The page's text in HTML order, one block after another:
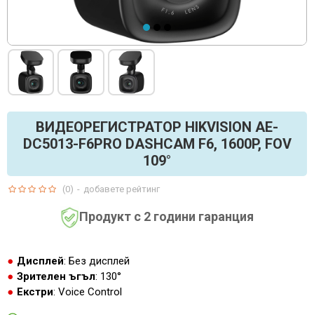
ВИДЕОРЕГИСТРАТОР HIKVISION AE-
DC5013-F6PRO DASHCAM F6, 1600P, FOV
109°
Продукт с 2 години гаранция
Дисплей: Без дисплей
Зрителен ъгъл: 130°
Екстри: Voice Control
(0) - добавете рейтинг